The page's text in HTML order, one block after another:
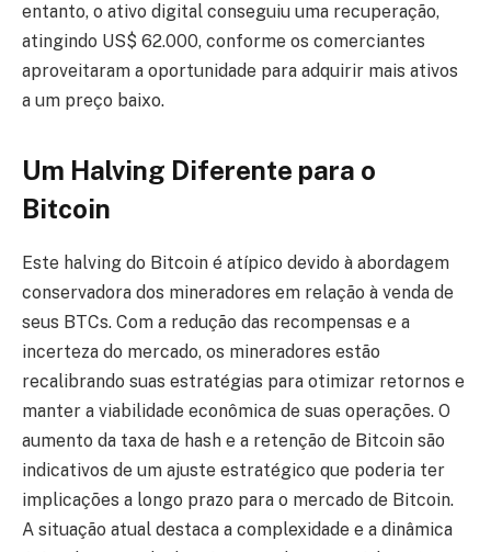
entanto, o ativo digital conseguiu uma recuperação,
atingindo US$ 62.000, conforme os comerciantes
aproveitaram a oportunidade para adquirir mais ativos
a um preço baixo.
Um Halving Diferente para o
Bitcoin
Este halving do Bitcoin é atípico devido à abordagem
conservadora dos mineradores em relação à venda de
seus BTCs. Com a redução das recompensas e a
incerteza do mercado, os mineradores estão
recalibrando suas estratégias para otimizar retornos e
manter a viabilidade econômica de suas operações. O
aumento da taxa de hash e a retenção de Bitcoin são
indicativos de um ajuste estratégico que poderia ter
implicações a longo prazo para o mercado de Bitcoin.
A situação atual destaca a complexidade e a dinâmica